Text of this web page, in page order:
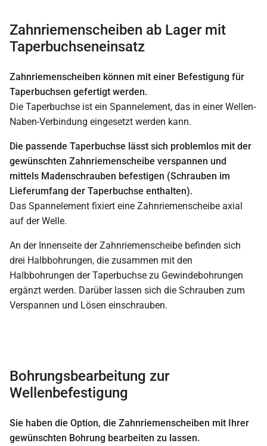
Zahnriemenscheiben ab Lager mit
Taperbuchseneinsatz
Zahnriemenscheiben können mit einer Befestigung für
Taperbuchsen gefertigt werden.
Die Taperbuchse ist ein Spannelement, das in einer Wellen-
Naben-Verbindung eingesetzt werden kann.
Die passende Taperbuchse lässt sich problemlos mit der
gewünschten Zahnriemenscheibe verspannen und
mittels Madenschrauben befestigen (Schrauben im
Lieferumfang der Taperbuchse enthalten).
Das Spannelement fixiert eine Zahnriemenscheibe axial
auf der Welle.
An der Innenseite der Zahnriemenscheibe befinden sich
drei Halbbohrungen, die zusammen mit den
Halbbohrungen der Taperbuchse zu Gewindebohrungen
ergänzt werden. Darüber lassen sich die Schrauben zum
Verspannen und Lösen einschrauben.
Bohrungsbearbeitung zur
Wellenbefestigung
Sie haben die Option, die Zahnriemenscheiben mit Ihrer
gewünschten Bohrung bearbeiten zu lassen.